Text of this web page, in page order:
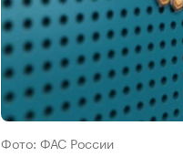
Фото: ФАС России